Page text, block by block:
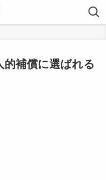
的補償に選ばれる